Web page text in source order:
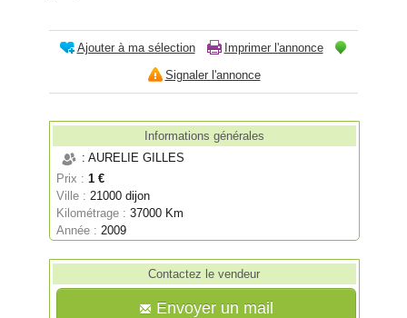
Ajouter à ma sélection
Imprimer l'annonce
Signaler l'annonce
Informations générales
: AURELIE GILLES
Prix : 1 €
Ville : 21000 dijon
Kilométrage : 37000 Km
Année : 2009
Contactez le vendeur
Envoyer un mail